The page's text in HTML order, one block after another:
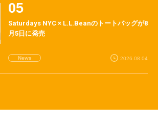
Saturdays NYC × L.L.Beanのトートバッグが8
月5日に発売
News 2026.08.04